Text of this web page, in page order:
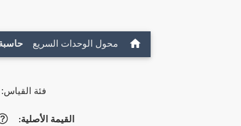
محول الوحدات السريع
فئة القياس:
القيمة الأصلية: ?